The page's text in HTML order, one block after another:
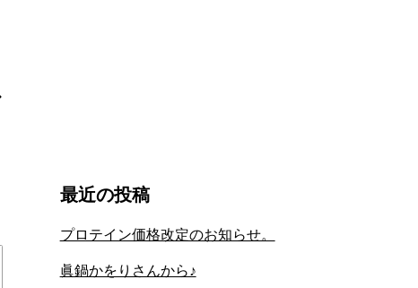
最近の投稿
プロテイン価格改定のお知らせ。
眞鍋かをりさんから♪